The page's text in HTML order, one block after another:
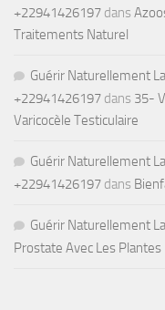
+22941426197 dans
Traitements Naturel
Guérir Naturellement
+22941426197 dans 35-
Varicocèle Testiculaire
Guérir Naturellement
+22941426197 dans
Guérir Naturellement
Prostate Avec Les Plantes